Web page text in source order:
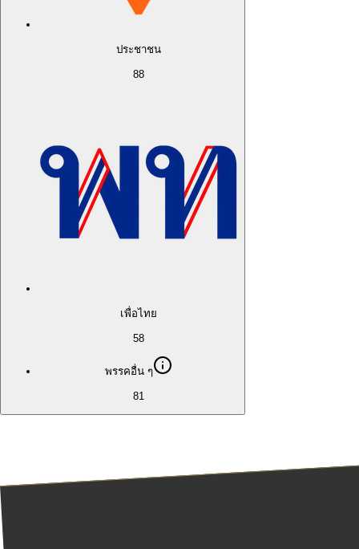
ประชาชน
88
เพื่อไทย
58
พรรคอื่น ๆ
81